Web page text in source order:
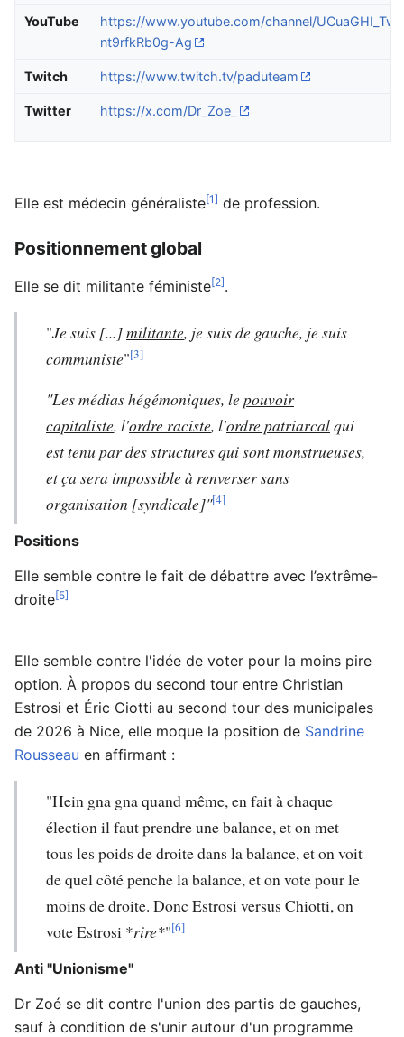
YouTube
https://www.youtube.com/channel/UCuaGHI_Tw-
nt9rfkRb0g-Ag
Twitch https://www.twitch.tv/paduteam
Twitter https://x.com/Dr_Zoe_
Elle est médecin généraliste[1] de profession.
Positionnement global
Elle se dit militante féministe[2].
"Je suis [...]militante, je suis de gauche, je suis
communiste"[3]
"Les médias hégémoniques, lepouvoir
capitaliste, l'ordre raciste, l'ordre patriarcalqui
est tenu par des structures qui sont monstrueuses,
et ça sera impossible à renverser sans
organisation [syndicale]"[4]
Positions
Elle semble contre le fait de débattre avec l’extrême-
droite[5]
Elle semble contre l'idée de voter pour la moins pire
option. À propos du second tour entre Christian
Estrosi et Éric Ciotti au second tour des municipales
de 2026 à Nice, elle moque la position de Sandrine
Rousseau en affirmant :
"Hein gna gna quand même, en fait à chaque
élection il faut prendre une balance, et on met
tous les poids de droite dans la balance, et on voit
de quel côté penche la balance, et on vote pour le
moins de droite. Donc Estrosi versus Chiotti, on
vote Estrosi *rire*"[6]
Anti "Unionisme"
Dr Zoé se dit contre l'union des partis de gauches,
sauf à condition de s'unir autour d'un programme